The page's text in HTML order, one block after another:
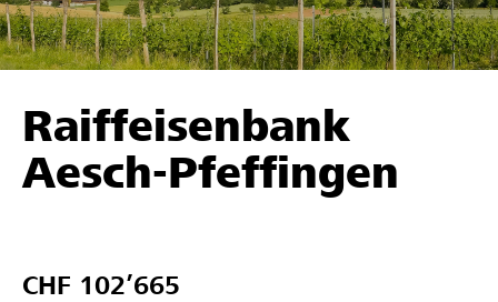
Unterstützen
Hilfe & Support
Projekte und Organisationen finden
Raiffeisenbank
Aesch-Pfeffingen
CHF 102’665